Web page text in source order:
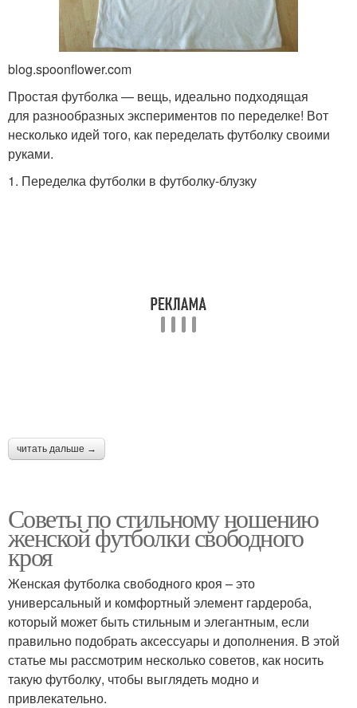
blog.spoonflower.com
Простая футболка — вещь, идеально подходящая
для разнообразных экспериментов по переделке! Вот
несколько идей того, как переделать футболку своими
руками.
1. Переделка футболки в футболку-блузку
читать дальше →
Советы по стильному ношению
женской футболки свободного
кроя
Женская футболка свободного кроя – это
универсальный и комфортный элемент гардероба,
который может быть стильным и элегантным, если
правильно подобрать аксессуары и дополнения. В этой
статье мы рассмотрим несколько советов, как носить
такую футболку, чтобы выглядеть модно и
привлекательно.